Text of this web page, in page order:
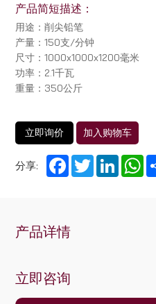
产品简短描述：
用途：削尖铅笔
产量：150支/分钟
尺寸：1000x1000x1200毫米
功率：2.1千瓦
重量：350公斤
立即询价 加入购物车
分享: Facebook
Twitter
产品详情
立即咨询